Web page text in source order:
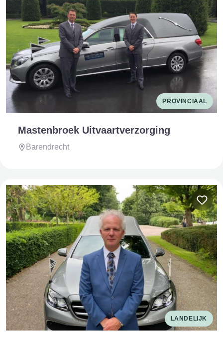
PROVINCIAAL
Mastenbroek Uitvaartverzorging
Barendrecht
LANDELIJK